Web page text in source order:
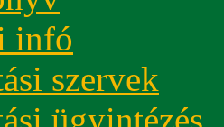
infó
szervek
ügyintézés